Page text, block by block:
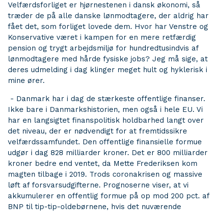
Velfærdsforliget er hjørnestenen i dansk økonomi, så
træder de på alle danske lønmodtagere, der aldrig har
fået det, som forliget lovede dem. Hvor har Venstre og
Konservative været i kampen for en mere retfærdig
pension og trygt arbejdsmiljø for hundredtusindvis af
lønmodtagere med hårde fysiske jobs? Jeg må sige, at
deres udmelding i dag klinger meget hult og hyklerisk i
mine ører.
- Danmark har i dag de stærkeste offentlige finanser.
Ikke bare i Danmarkshistorien, men også i hele EU. Vi
har en langsigtet finanspolitisk holdbarhed langt over
det niveau, der er nødvendigt for at fremtidssikre
velfærdssamfundet. Den offentlige finansielle formue
udgør i dag 828 milliarder kroner. Det er 800 milliarder
kroner bedre end ventet, da Mette Frederiksen kom
magten tilbage i 2019. Trods coronakrisen og massive
løft af forsvarsudgifterne. Prognoserne viser, at vi
akkumulerer en offentlig formue på op mod 200 pct. af
BNP til tip-tip-oldebørnene, hvis det nuværende